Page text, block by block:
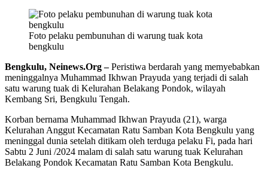
Foto pelaku pembunuhan di warung tuak kota
bengkulu
Bengkulu, Neinews.Org –Peristiwa berdarah yang memyebabkan
meninggalnya Muhammad Ikhwan Prayuda yang terjadi di salah
satu warung tuak di Kelurahan Belakang Pondok, wilayah
Kembang Sri, Bengkulu Tengah.
Korban bernama Muhammad Ikhwan Prayuda (21), warga
Kelurahan Anggut Kecamatan Ratu Samban Kota Bengkulu yang
meninggal dunia setelah ditikam oleh terduga pelaku Fi, pada hari
Sabtu 2 Juni /2024 malam di salah satu warung tuak Kelurahan
Belakang Pondok Kecamatan Ratu Samban Kota Bengkulu.